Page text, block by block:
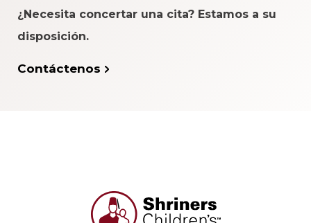
¿Necesita concertar una cita? Estamos a su
disposición.
Contáctenos